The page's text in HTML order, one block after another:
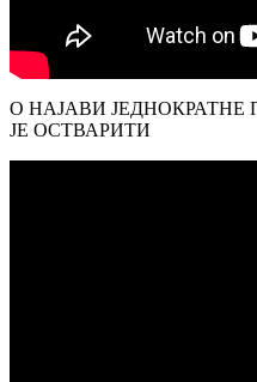
О НАЈАВИ
ЈЕ ОСТВАРИТИ